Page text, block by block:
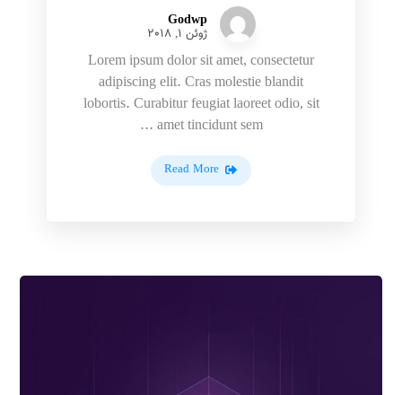
Godwp
ژوئن 1, 2018
Lorem ipsum dolor sit amet, consectetur
adipiscing elit. Cras molestie blandit
lobortis. Curabitur feugiat laoreet odio, sit
amet tincidunt sem ...
Read More